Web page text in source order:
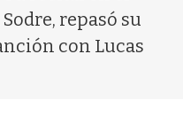
repasó su
con Lucas